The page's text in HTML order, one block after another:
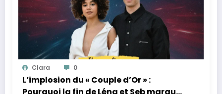
Clara 0
L’implosion du « Couple d’Or » :